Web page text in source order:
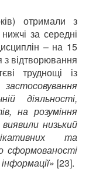
отримали з
за середні
– на 15
з відтворювання
труднощі із
діяльності,
на розуміння
низький
та
сформованості
[23].